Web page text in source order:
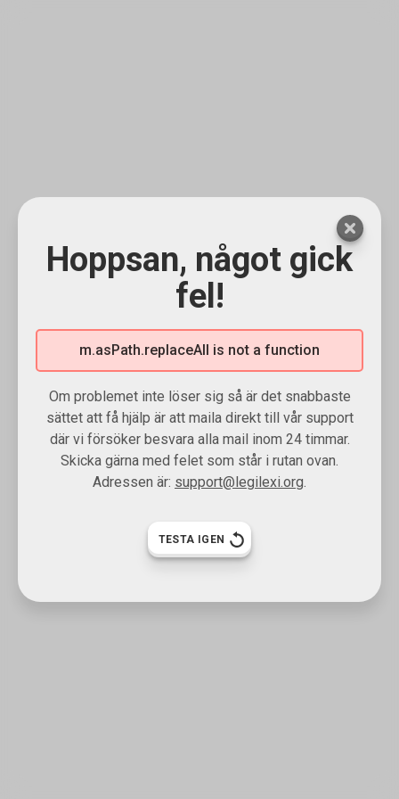
Hoppsan, något gick
fel!
m.asPath.replaceAll is not a function
Om problemet inte löser sig så är det snabbaste
sättet att få hjälp är att maila direkt till vår support
där vi försöker besvara alla mail inom 24 timmar.
Skicka gärna med felet som står i rutan ovan.
Adressen är: support@legilexi.org.
TESTA IGEN